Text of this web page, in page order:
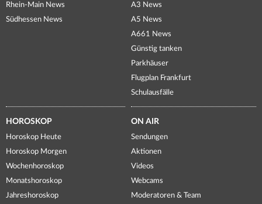
Rhein-Main News
Südhessen News
A3 News
A5 News
A661 News
Günstig tanken
Parkhäuser
Flugplan Frankfurt
Schulausfälle
HOROSKOP
Horoskop Heute
Horoskop Morgen
Wochenhoroskop
Monatshoroskop
Jahreshoroskop
ON AIR
Sendungen
Aktionen
Videos
Webcams
Moderatoren & Team